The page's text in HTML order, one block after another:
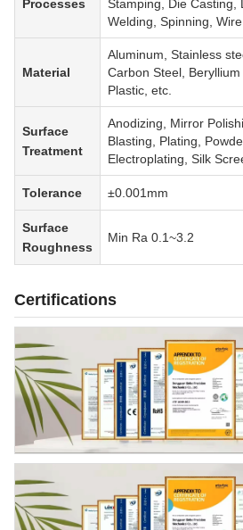
Processes
Stamping, Die Casting,
Welding, Spinning,
Material
Aluminum, Stainless
Carbon Steel,
Plastic, etc.
Surface
Treatment
Anodizing, Mirror
Blasting, Plating,
Electroplating, Silk
Tolerance ±0.001mm
Surface
Roughness
Min Ra 0.1~3.2
Certifications